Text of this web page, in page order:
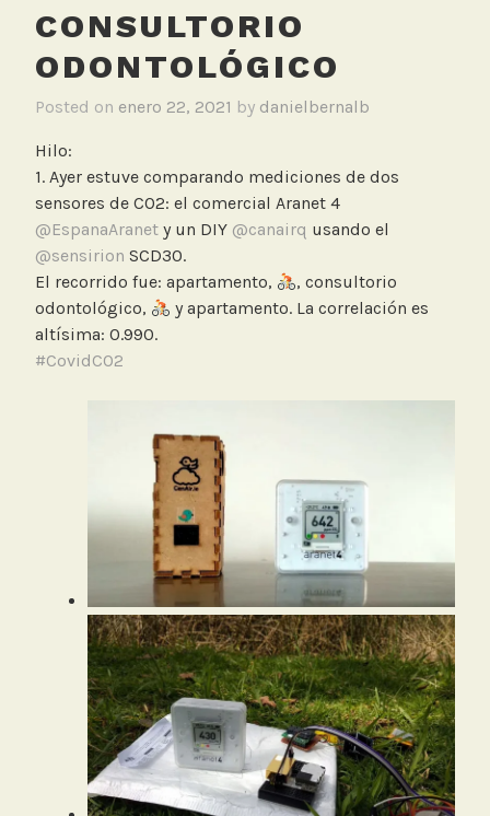
CONSULTORIO
ODONTOLÓGICO
Posted on enero 22, 2021 by danielbernalb
Hilo:
1. Ayer estuve comparando mediciones de dos
sensores de CO2: el comercial Aranet 4
@EspanaAranet y un DIY @canairq usando el
@sensirion SCD30.
El recorrido fue: apartamento,
, consultorio
odontológico,
y apartamento. La correlación es
altísima: 0.990.
#CovidCO2